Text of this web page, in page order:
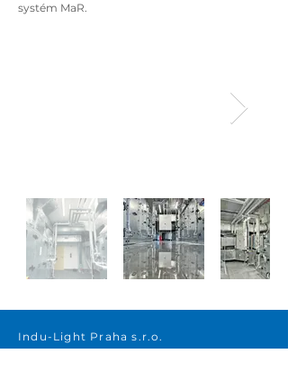
systém MaR.
Indu-Light Praha s.r.o.
Beranových 65, areál Letov